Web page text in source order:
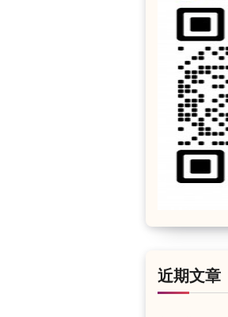
近期文章